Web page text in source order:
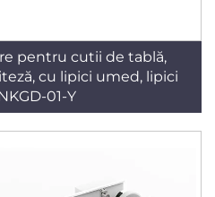
pentru cutii de tablă,
cu lipici umed, lipici
01-Y